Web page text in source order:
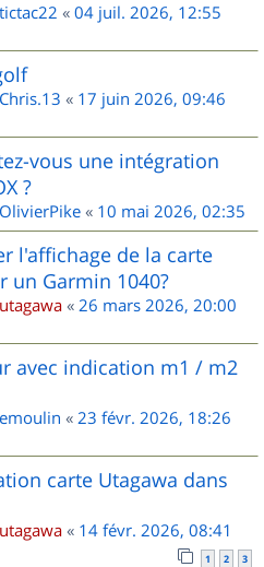
tictac22 « 04 juil. 2026, 12:55
Chris.13 « 17 juin 2026, 09:46
vous une intégration
?
OlivierPike « 10 mai 2026, 02:35
l'affichage de la carte
un Garmin 1040?
utagawa « 26 mars 2026, 20:00
avec indication m1 / m2
emoulin « 23 févr. 2026, 18:26
carte Utagawa dans
utagawa « 14 févr. 2026, 08:41
1 2 3